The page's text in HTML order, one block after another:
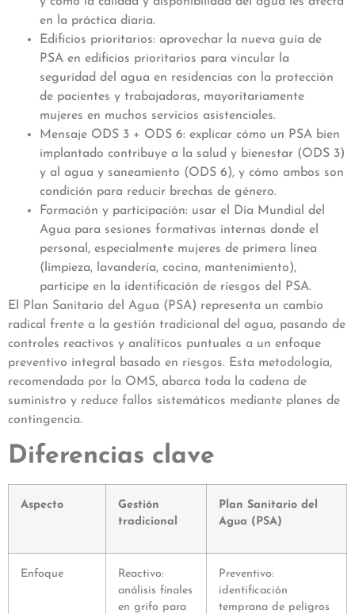
en la práctica diaria.
Edificios prioritarios: aprovechar la nueva guía de
PSA en edificios prioritarios para vincular la
seguridad del agua en residencias con la protección
de pacientes y trabajadoras, mayoritariamente
mujeres en muchos servicios asistenciales.
Mensaje ODS 3 + ODS 6: explicar cómo un PSA bien
implantado contribuye a la salud y bienestar (ODS 3)
y al agua y saneamiento (ODS 6), y cómo ambos son
condición para reducir brechas de género.
Formación y participación: usar el Día Mundial del
Agua para sesiones formativas internas donde el
personal, especialmente mujeres de primera línea
(limpieza, lavandería, cocina, mantenimiento),
participe en la identificación de riesgos del PSA.
El Plan Sanitario del Agua (PSA) representa un cambio
radical frente a la gestión tradicional del agua, pasando de
controles reactivos y analíticos puntuales a un enfoque
preventivo integral basado en riesgos. Esta metodología,
recomendada por la OMS, abarca toda la cadena de
suministro y reduce fallos sistemáticos mediante planes de
contingencia.
Diferencias clave
Aspecto
Gestión
tradicional
Plan Sanitario del
Agua (PSA)
Enfoque
Reactivo:
análisis finales
en grifo para
Preventivo:
identificación
temprana de peligros